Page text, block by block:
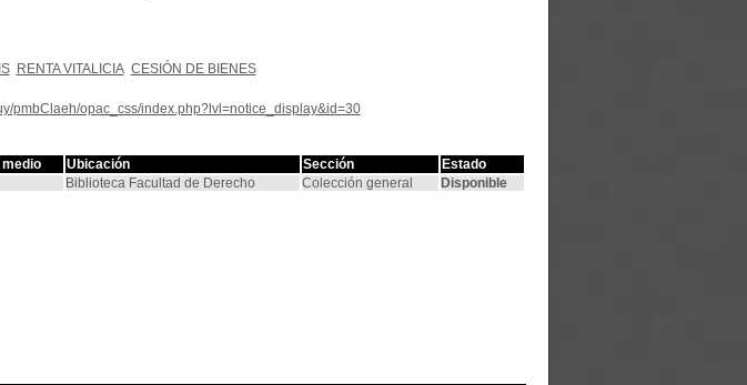
RENTA VITALICIA CESIÓN DE BIENES
pmbClaeh/opac_css/index.php?lvl=notice_display&id=30
medio Ubicación Sección
Estado
Biblioteca Facultad de Derecho Colección general Disponible